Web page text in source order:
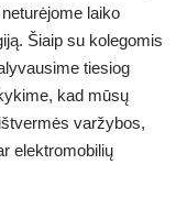
laiko
Šiaip su kolegomis
tiesiog
kad mūsų
varžybos,
elektromobilių